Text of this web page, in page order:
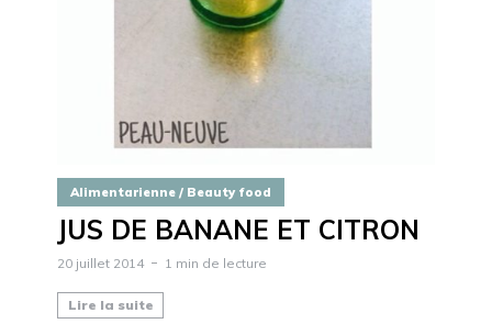
Alimentarienne / Beauty food
JUS DE BANANE ET CITRON
20 juillet 2014 1 min de lecture
Lire la suite